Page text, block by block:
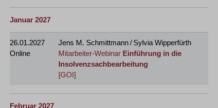
Januar 2027
26.01.2027
Online
Jens M. Schmittmann / Sylvia Wipperfürth
Mitarbeiter-Webinar Einführung in die
Insolvenzsachbearbeitung
[GOI]
Februar 2027